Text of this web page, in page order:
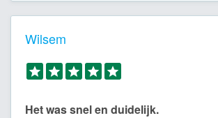
Wilsem
Het was snel en duidelijk.